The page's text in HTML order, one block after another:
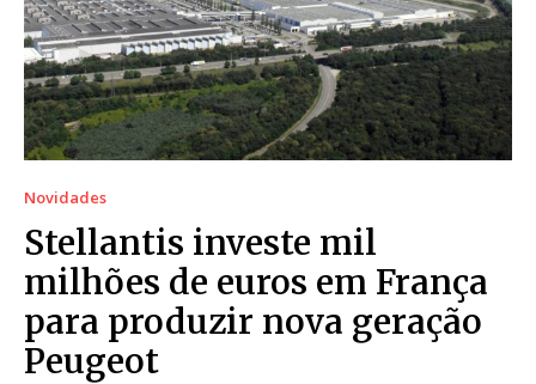
Novidades
Stellantis investe mil
milhões de euros em França
para produzir nova geração
Peugeot